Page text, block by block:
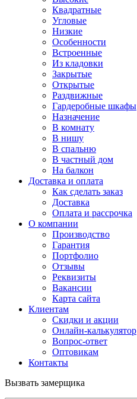
Квадратные
Угловые
Низкие
Особенности
Встроенные
Из кладовки
Закрытые
Открытые
Раздвижные
Гардеробные шкафы
Назначение
В комнату
В нишу
В спальню
В частный дом
На балкон
Доставка и оплата
Как сделать заказ
Доставка
Оплата и рассрочка
О компании
Производство
Гарантия
Портфолио
Отзывы
Реквизиты
Вакансии
Карта сайта
Клиентам
Скидки и акции
Онлайн-калькулятор
Вопрос-ответ
Оптовикам
Контакты
Вызвать замерщика